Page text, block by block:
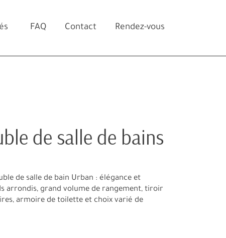
de salle de bains
de salle de bain Urban : élégance et
arrondis, grand volume de rangement, tiroir
armoire de toilette et choix varié de
FAQ Contact Rendez-vous